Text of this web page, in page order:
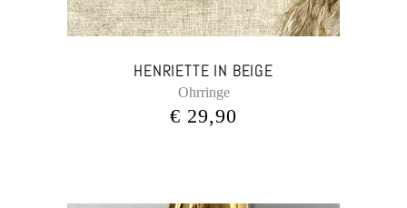
HENRIETTE IN BEIGE
Ohrringe
€ 29,90